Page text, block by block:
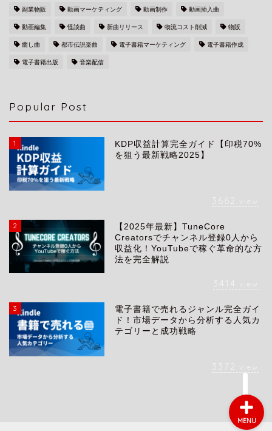
副業物販 動画マーケティング 動画制作 動画挿入曲
動画編集 怪談曲 新曲リリース 物流コスト削減 物販
癒し曲 都市伝説楽曲 電子書籍マーケティング 電子書籍作成
電子書籍出版 音楽配信
Popular Post
1
KDP収益計算完全ガイド【印税70%
を狙う最新戦略2025】
3662 view
2
【2025年最新】TuneCore
Creatorsでチャンネル登録0人から
収益化！YouTubeで稼ぐ革命的な方
法を完全解説
3414 view
3
電子書籍で売れるジャンル完全ガイ
ド！市場データから分析する人気カ
テゴリーと成功戦略
3372 view
MENU
会社概要
採用情報